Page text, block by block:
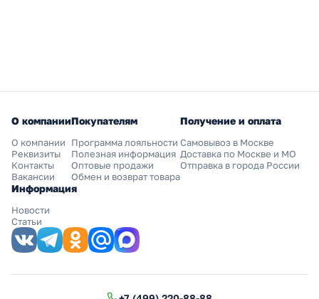
О компании
О компании
Реквизиты
Контакты
Вакансии
Покупателям
Программа лояльности
Полезная информация
Оптовые продажи
Обмен и возврат товара
Получение и оплата
Самовывоз в Москве
Доставка по Москве и МО
Отправка в города России
Информация
Новости
Статьи